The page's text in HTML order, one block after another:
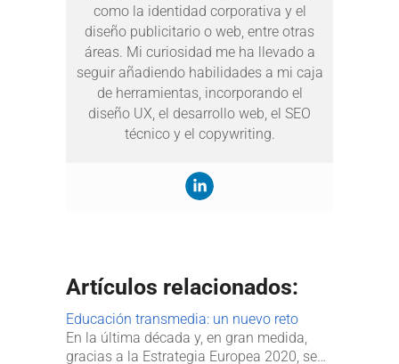
como la identidad corporativa y el
diseño publicitario o web, entre otras
áreas. Mi curiosidad me ha llevado a
seguir añadiendo habilidades a mi caja
de herramientas, incorporando el
diseño UX, el desarrollo web, el SEO
técnico y el copywriting.
Artículos relacionados:
Educación transmedia: un nuevo reto
En la última década y, en gran medida,
gracias a la Estrategia Europea 2020, se…